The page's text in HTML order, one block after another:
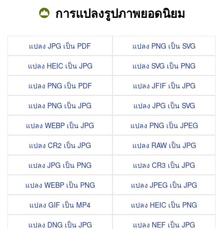
การแปลงรูปภาพยอดนิยม
แปลง JPG เป็น PDF
แปลง HEIC เป็น JPG
แปลง PNG เป็น PDF
แปลง PNG เป็น JPG
แปลง WEBP เป็น JPG
แปลง CR2 เป็น JPG
แปลง JPG เป็น PNG
แปลง WEBP เป็น PNG
แปลง GIF เป็น MP4
แปลง DNG เป็น JPG
แปลง PNG เป็น SVG
แปลง SVG เป็น PNG
แปลง JFIF เป็น JPG
แปลง JPG เป็น SVG
แปลง PNG เป็น JPEG
แปลง RAW เป็น JPG
แปลง CR3 เป็น JPG
แปลง JPEG เป็น JPG
แปลง HEIC เป็น PNG
แปลง NEF เป็น JPG